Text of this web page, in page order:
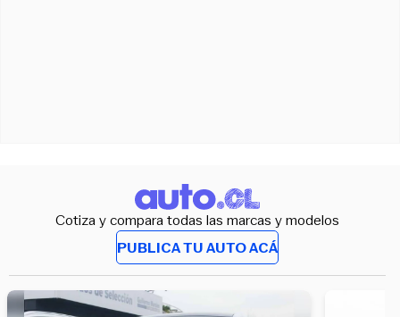
Cotiza y compara todas las marcas y modelos
PUBLICA TU AUTO ACÁ